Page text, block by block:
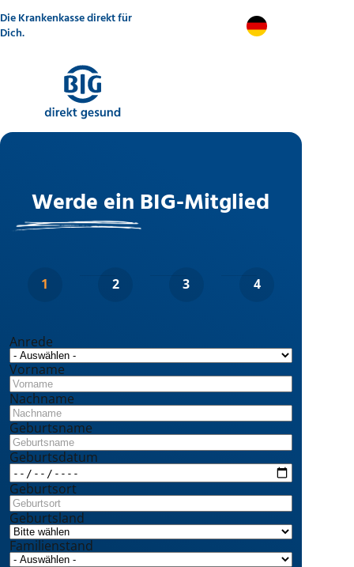
zum
Inhalt
Die Krankenkasse direkt für
Dich.
DE
Werde ein BIG-Mitglied
Anrede
Vorname
Nachname
Geburtsname
Geburtsdatum
Geburtsort
Geburtsland
Familienstand